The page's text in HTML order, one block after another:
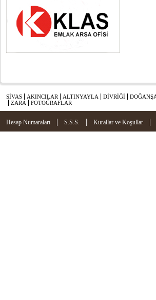
SİVAS AKINCILAR ALTINYAYLA DİVRİĞİ
ZARA
FOTOĞRAFLAR
Hesap Numaraları | S.S.S. | Kurallar ve Koşullar |